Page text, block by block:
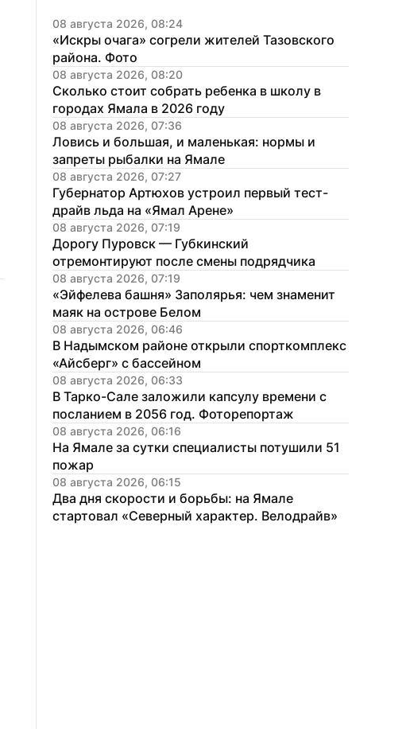
08 августа 2026, 08:24
«Искры очага» согрели жителей Тазовского
района. Фото
08 августа 2026, 08:20
Сколько стоит собрать ребенка в школу в
городах Ямала в 2026 году
08 августа 2026, 07:36
Ловись и большая, и маленькая: нормы и
запреты рыбалки на Ямале
08 августа 2026, 07:27
Губернатор Артюхов устроил первый тест-
драйв льда на «Ямал Арене»
08 августа 2026, 07:19
Дорогу Пуровск — Губкинский
отремонтируют после смены подрядчика
08 августа 2026, 07:19
«Эйфелева башня» Заполярья: чем знаменит
маяк на острове Белом
08 августа 2026, 06:46
В Надымском районе открыли спорткомплекс
«Айсберг» с бассейном
08 августа 2026, 06:33
В Тарко-Сале заложили капсулу времени с
посланием в 2056 год. Фоторепортаж
08 августа 2026, 06:16
На Ямале за сутки специалисты потушили 51
пожар
08 августа 2026, 06:15
Два дня скорости и борьбы: на Ямале
стартовал «Северный характер. Велодрайв»